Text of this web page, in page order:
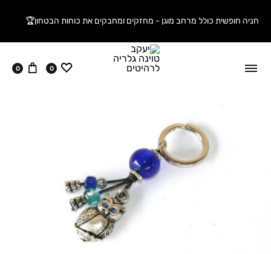
חניה חופשית כולל מרחב מוגן - מחזקים ומחבקים את כוחות הבטחון🏆
ווישליסט
0 עגלה
0